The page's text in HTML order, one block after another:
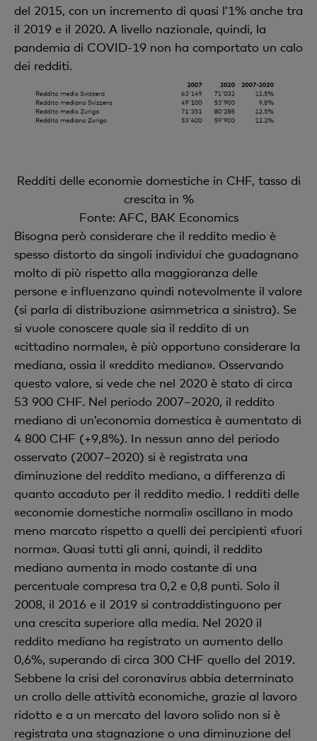
del 2015, con un incremento di quasi l’1% anche tra
il 2019 e il 2020. A livello nazionale, quindi, la
pandemia di COVID-19 non ha comportato un calo
dei redditi.
Redditi delle economie domestiche in CHF, tasso di
crescita in %
Fonte: AFC, BAK Economics
Bisogna però considerare che il reddito medio è
spesso distorto da singoli individui che guadagnano
molto di più rispetto alla maggioranza delle
persone e influenzano quindi notevolmente il valore
(si parla di distribuzione asimmetrica a sinistra). Se
si vuole conoscere quale sia il reddito di un
«cittadino normale», è più opportuno considerare la
mediana, ossia il «reddito mediano». Osservando
questo valore, si vede che nel 2020 è stato di circa
53 900 CHF. Nel periodo 2007–2020, il reddito
mediano di un’economia domestica è aumentato di
4 800 CHF (+9,8%). In nessun anno del periodo
osservato (2007–2020) si è registrata una
diminuzione del reddito mediano, a differenza di
quanto accaduto per il reddito medio. I redditi delle
«economie domestiche normali» oscillano in modo
meno marcato rispetto a quelli dei percipienti «fuori
norma». Quasi tutti gli anni, quindi, il reddito
mediano aumenta in modo costante di una
percentuale compresa tra 0,2 e 0,8 punti. Solo il
2008, il 2016 e il 2019 si contraddistinguono per
una crescita superiore alla media. Nel 2020 il
reddito mediano ha registrato un aumento dello
0,6%, superando di circa 300 CHF quello del 2019.
Sebbene la crisi del coronavirus abbia determinato
un crollo delle attività economiche, grazie al lavoro
ridotto e a un mercato del lavoro solido non si è
registrata una stagnazione o una diminuzione del